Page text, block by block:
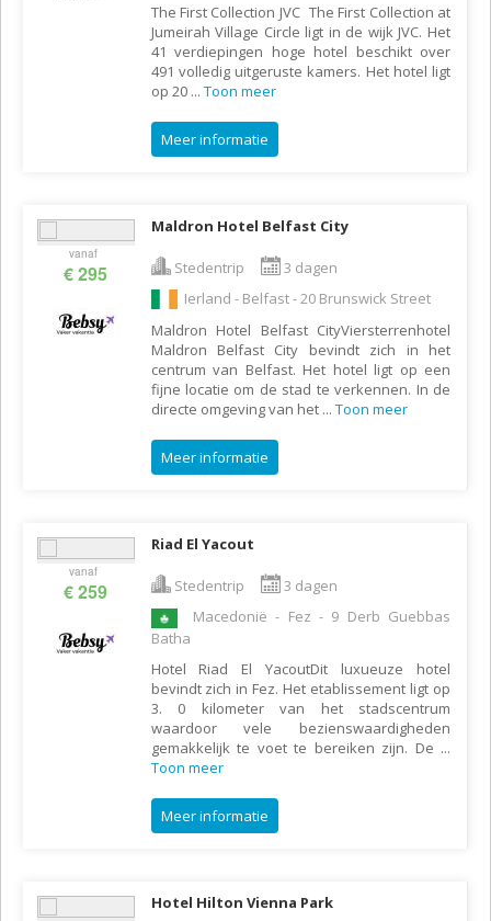
The First Collection JVC The First Collection at
Jumeirah Village Circle ligt in de wijk JVC. Het
41 verdiepingen hoge hotel beschikt over
491 volledig uitgeruste kamers. Het hotel ligt
op 20 ... Toon meer
Meer informatie
vanaf
€ 295
Maldron Hotel Belfast City
Stedentrip
3 dagen
Ierland - Belfast - 20 Brunswick Street
Maldron Hotel Belfast CityViersterrenhotel
Maldron Belfast City bevindt zich in het
centrum van Belfast. Het hotel ligt op een
fijne locatie om de stad te verkennen. In de
directe omgeving van het ... Toon meer
Meer informatie
vanaf
€ 259
Riad El Yacout
Stedentrip
3 dagen
Macedonië - Fez - 9 Derb Guebbas
Batha
Hotel Riad El YacoutDit luxueuze hotel
bevindt zich in Fez. Het etablissement ligt op
3. 0 kilometer van het stadscentrum
waardoor vele bezienswaardigheden
gemakkelijk te voet te bereiken zijn. De ...
Toon meer
Meer informatie
Hotel Hilton Vienna Park